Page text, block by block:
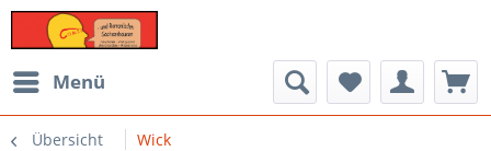
Menü
Übersicht Wick